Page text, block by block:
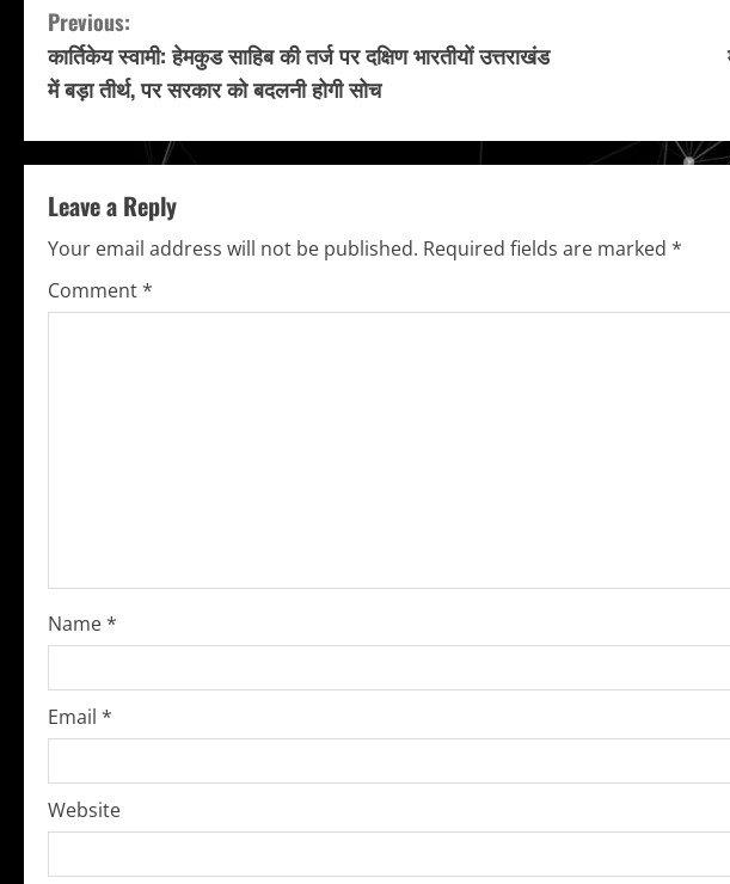
C
o
n
t
i
n
u
d
i
n
g
Previous:
कार्तिकेय स्वामी: हेमकुड साहिब की तर्ज पर दक्षिण भारतीयों उत्तराखंड
में बड़ा तीर्थ, पर सरकार को बदलनी होगी सोच
Leave a Reply
Your email address will not be published. Required fields are marked *
Comment*
Name*
Email *
Website